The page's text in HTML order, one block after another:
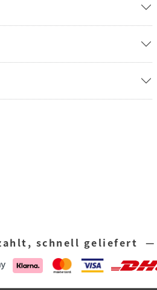
schnell geliefert —